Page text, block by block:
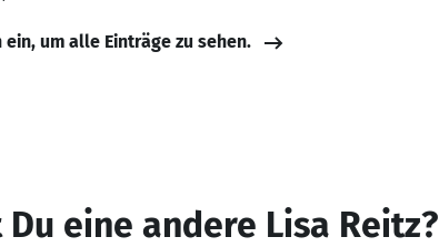
ein, um alle Einträge zu sehen.
Du eine andere Lisa Reitz?